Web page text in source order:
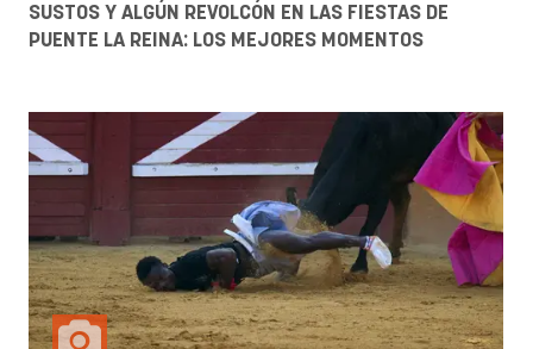
SUSTOS Y ALGÚN REVOLCÓN EN LAS FIESTAS DE
PUENTE LA REINA: LOS MEJORES MOMENTOS